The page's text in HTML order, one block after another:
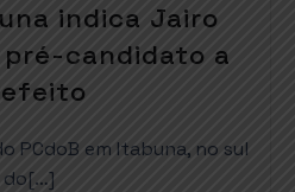
indica Jairo
pré-candidato a
PCdoB em Itabuna, no sul
do[…]